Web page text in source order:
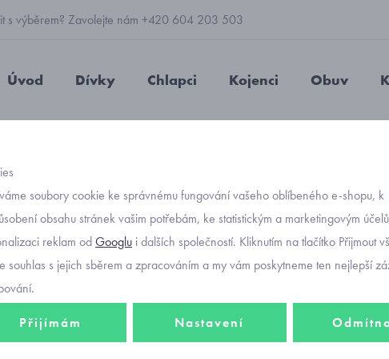
s výběrem? Zavolejte nám +420 604 203 503
Úvod Dívky Chlapci Kojenci Obuv
Objednávací
122
soubory cookie ke správnému fungování vašeho oblíbeného e-shopu, k
obsahu stránek vašim potřebám, ke statistickým a marketingovým
reklam odGooglu i dalších společností. Kliknutím na tlačítko Přijmout
souhlas s jejich sběrem a zpracováním a my vám poskytneme ten nejlepší
Přijímám Nastavení